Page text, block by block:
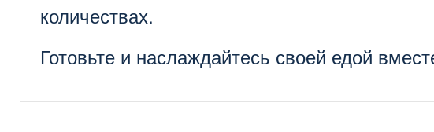
количествах.
Готовьте и наслаждайтесь своей едой